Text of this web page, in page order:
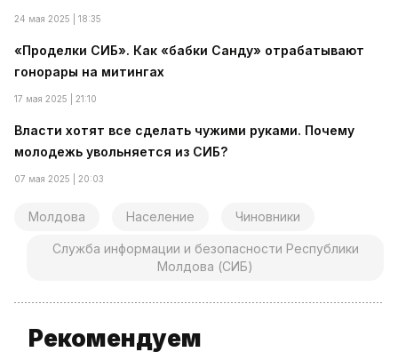
24 мая 2025 | 18:35
«Проделки СИБ». Как «бабки Санду» отрабатывают
гонорары на митингах
17 мая 2025 | 21:10
Власти хотят все сделать чужими руками. Почему
молодежь увольняется из СИБ?
07 мая 2025 | 20:03
Молдова Население Чиновники
Служба информации и безопасности Республики
Молдова (СИБ)
Рекомендуем